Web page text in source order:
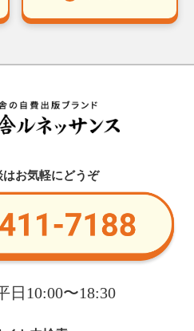
はお気軽にどうぞ
日10:00〜18:30